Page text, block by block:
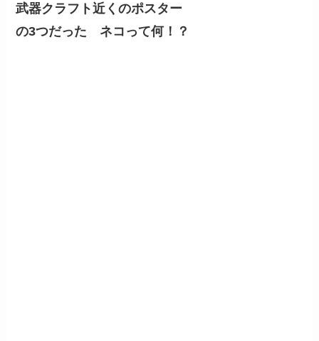
武器クラフト近くのポスター
の3つだった ネコって何！？